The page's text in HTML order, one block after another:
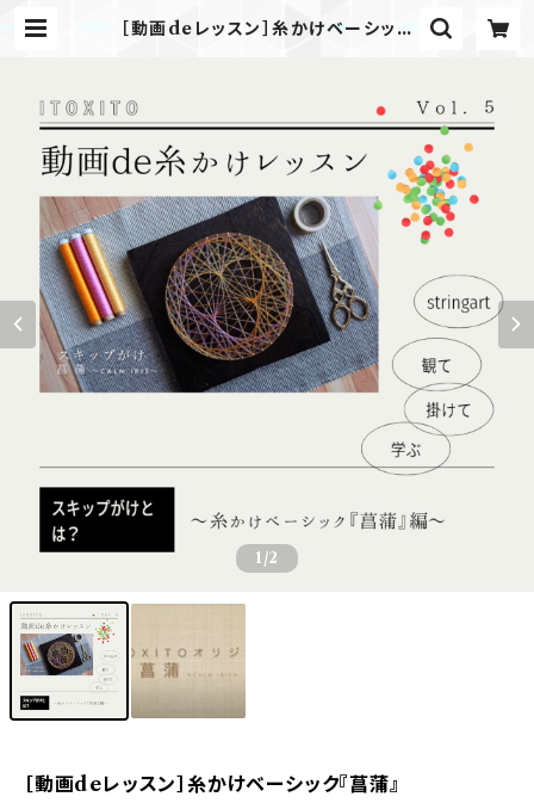
［動画deレッスン］糸かけベーシック
1 /2
［動画deレッスン］糸かけベーシック『菖蒲』